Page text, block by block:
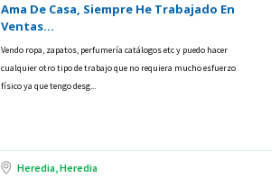
Ama De Casa, Siempre He Trabajado En
Ventas...
Vendo ropa, zapatos, perfumería catálogos etc y puedo hacer
cualquier otro tipo de trabajo que no requiera mucho esfuerzo
físico ya que tengo desg...
Heredia, Heredia